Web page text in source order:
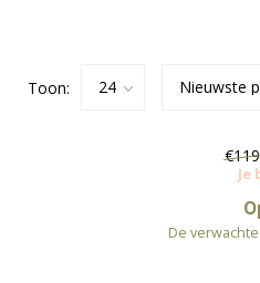
Toon:
Je
De